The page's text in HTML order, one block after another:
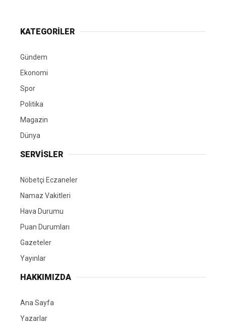
KATEGORİLER
Gündem
Ekonomi
Spor
Politika
Magazin
Dünya
SERVİSLER
Nöbetçi Eczaneler
Namaz Vakitleri
Hava Durumu
Puan Durumları
Gazeteler
Yayınlar
HAKKIMIZDA
Ana Sayfa
Yazarlar